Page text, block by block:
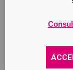
Société à
Siège social :
42100 Saint-